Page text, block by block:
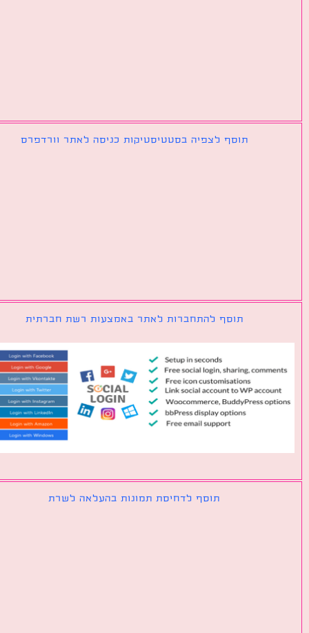
תוסף לצפיה בסטטיסטיקות כניסה לאתר וורדפרס
תוסף להתחברות לאתר באמצעות רשת חברתית
תוסף לדחיסת תמונות בהעלאה לשרת